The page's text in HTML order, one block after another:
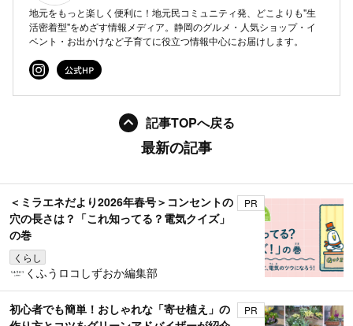
地元をもっと楽しく便利に！地元民コミュニティ発、どこよりも"生
活密着型"をめざす情報メディア。静岡のグルメ・人気ショップ・イ
ベント・お出かけなど子育てに役立つ情報中心にお届けします。
記事TOPへ戻る
最新の記事
＜ミラエネだより2026年春号＞コンセントの
穴の長さは？「これ知ってる？電気クイズ」
の巻
くらし
PR
くふうロコしずおか編集部
初心者でも簡単！おしゃれな「寄せ植え」の
PR